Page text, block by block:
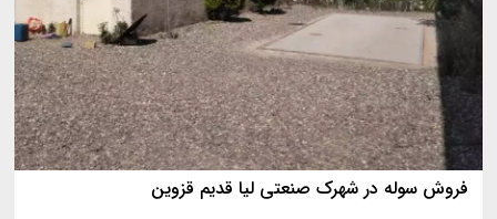
فروش سوله در شهرک صنعتی لیا قدیم قزوین